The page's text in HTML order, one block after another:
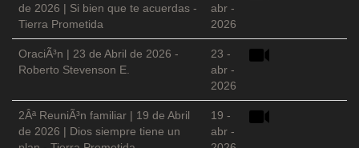
de 2026 | Si bien que te acuerdas -
Tierra Prometida
abr -
2026
OraciÃ³n | 23 de Abril de 2026 -
Roberto Stevenson E.
23 -
abr -
2026
2Âª ReuniÃ³n familiar | 19 de Abril
de 2026 | Dios siempre tiene un
19 -
abr -